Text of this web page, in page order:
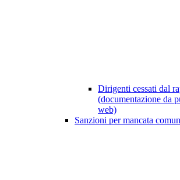
Dirigenti cessati dal
(documentazione da
web)
Sanzioni per mancata